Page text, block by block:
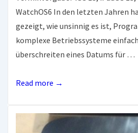
WatchOS6 In den letzten Jahren
gezeigt, wie unsinnig es ist,
komplexe Betriebssysteme
überschreiten eines Datums für …
Apples
Read more →